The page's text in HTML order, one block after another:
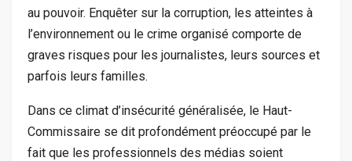
au pouvoir. Enquêter sur la corruption, les atteintes à
l’environnement ou le crime organisé comporte de
graves risques pour les journalistes, leurs sources et
parfois leurs familles.
Dans ce climat d’insécurité généralisée, le Haut-
Commissaire se dit profondément préoccupé par le
fait que les professionnels des médias soient